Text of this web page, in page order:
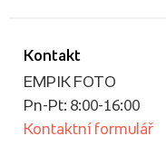
Kontakt
EMPIK FOTO
Pn-Pt: 8:00-16:00
Kontaktní formulář